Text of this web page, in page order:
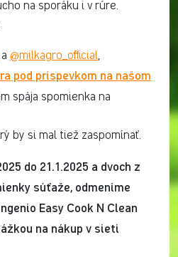
na sporáku i v rúre.
a @milkagro_official,
pod príspevkom na našom
spája spomienka na
by si mal tiež zaspomínať.
do 21.1.2025 a dvoch z
súťaže, odmeníme
Easy Cook N Clean
na nákup v sieti